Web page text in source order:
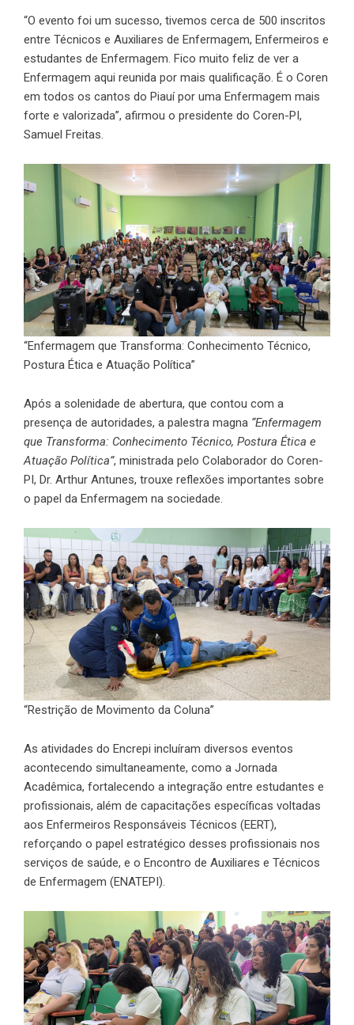
“O evento foi um sucesso, tivemos cerca de 500 inscritos
entre Técnicos e Auxiliares de Enfermagem, Enfermeiros e
estudantes de Enfermagem. Fico muito feliz de ver a
Enfermagem aqui reunida por mais qualificação. É o Coren
em todos os cantos do Piauí por uma Enfermagem mais
forte e valorizada”, afirmou o presidente do Coren-PI,
Samuel Freitas.
“Enfermagem que Transforma: Conhecimento Técnico,
Postura Ética e Atuação Política”
Após a solenidade de abertura, que contou com a
presença de autoridades, a palestra magna “Enfermagem
que Transforma: Conhecimento Técnico, Postura Ética e
Atuação Política”, ministrada pelo Colaborador do Coren-
PI, Dr. Arthur Antunes, trouxe reflexões importantes sobre
o papel da Enfermagem na sociedade.
“Restrição de Movimento da Coluna”
As atividades do Encrepi incluíram diversos eventos
acontecendo simultaneamente, como a Jornada
Acadêmica, fortalecendo a integração entre estudantes e
profissionais, além de capacitações específicas voltadas
aos Enfermeiros Responsáveis Técnicos (EERT),
reforçando o papel estratégico desses profissionais nos
serviços de saúde, e o Encontro de Auxiliares e Técnicos
de Enfermagem (ENATEPI).